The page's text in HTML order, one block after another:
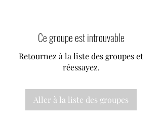
Ce groupe est introuvable
Retournez à la liste des groupes et
réessayez.
Aller à la liste des groupes